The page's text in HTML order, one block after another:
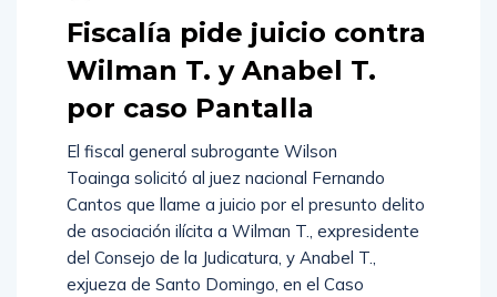
Fiscalía pide juicio contra
Wilman T. y Anabel T.
por caso Pantalla
El fiscal general subrogante Wilson
Toainga solicitó al juez nacional Fernando
Cantos que llame a juicio por el presunto delito
de asociación ilícita a Wilman T., expresidente
del Consejo de la Judicatura, y Anabel T.,
exjueza de Santo Domingo, en el Caso